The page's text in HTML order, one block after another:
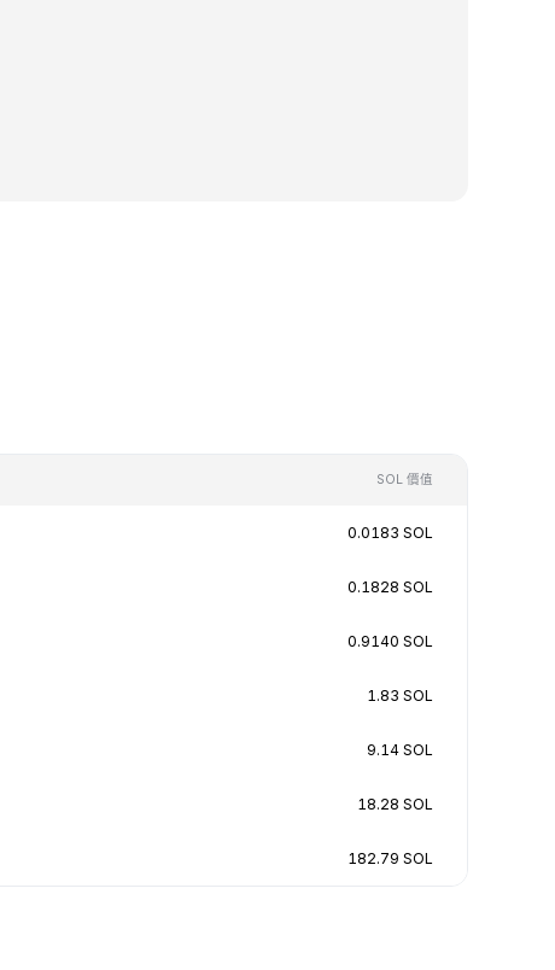
SOL 價值
0.0183 SOL
0.1828 SOL
0.9140 SOL
1.83 SOL
9.14 SOL
18.28 SOL
182.79 SOL